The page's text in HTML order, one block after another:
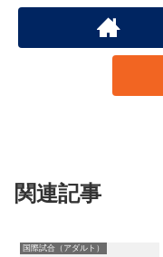
関連記事
国際試合（アダルト）